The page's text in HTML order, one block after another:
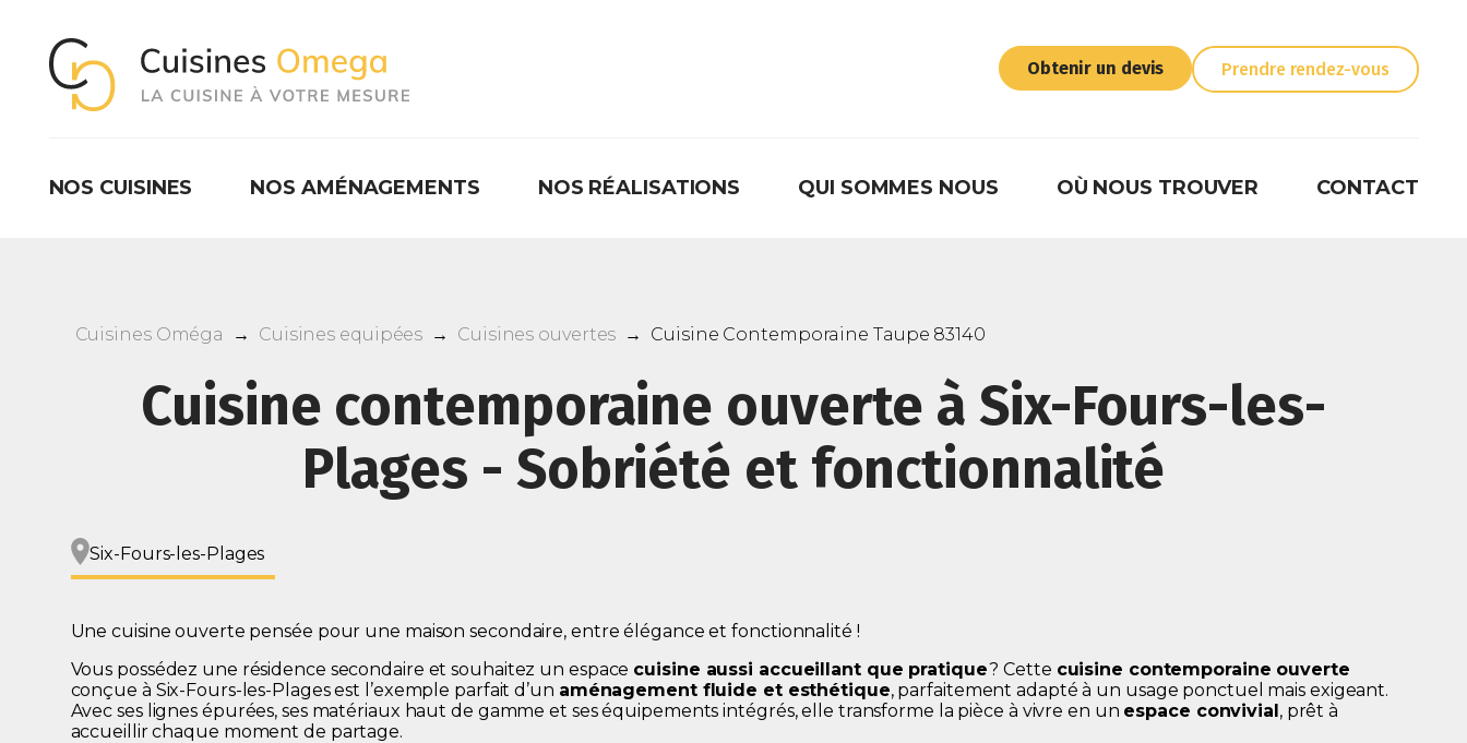
Obtenir un devis Prendre rendez-vous
NOS CUISINES NOS AMÉNAGEMENTS NOS RÉALISATIONS QUI SOMMES NOUS OÙ NOUS TROUVER CONTACT
Cuisines Oméga → Cuisines equipées → Cuisines ouvertes → Cuisine Contemporaine Taupe 83140
Cuisine contemporaine ouverte à Six-Fours-les-
Plages - Sobriété et fonctionnalité
Six-Fours-les-Plages
Une cuisine ouverte pensée pour une maison secondaire, entre élégance et fonctionnalité !
Vous possédez une résidence secondaire et souhaitez un espace cuisine aussi accueillant que pratique? Cette cuisine contemporaine ouverte
conçue à Six-Fours-les-Plages est l’exemple parfait d’un aménagement fluide et esthétique, parfaitement adapté à un usage ponctuel mais exigeant.
Avec ses lignes épurées, ses matériaux haut de gamme et ses équipements intégrés, elle transforme la pièce à vivre en un espace convivial, prêt à
accueillirchaque moment de partage.